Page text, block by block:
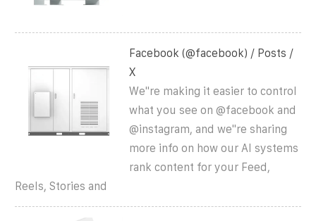
Facebook (@facebook) / Posts /
X
We''re making it easier to control
what you see on @facebook and
@instagram, and we''re sharing
more info on how our AI systems
rank content for your Feed,
Reels, Stories and